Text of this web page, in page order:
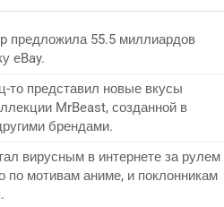
предложила 55.5 миллиардов
eBay.
то представил новые вкусы
MrBeast, созданной в
брендами.
вирусным в интернете за рулем
по мотивам аниме, и поклонникам